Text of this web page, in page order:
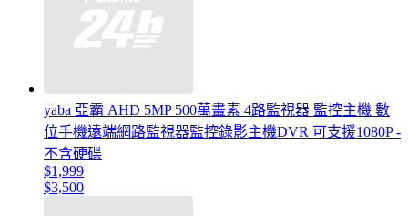
yaba 亞霸 AHD 5MP 500萬畫素 4路監視器 監控主機 數
位手機遠端網路監視器監控錄影主機DVR 可支援1080P -
不含硬碟
$1,999
$3,500